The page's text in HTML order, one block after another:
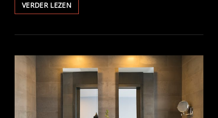
VERDER LEZEN
IN
HANDELSSECTOR